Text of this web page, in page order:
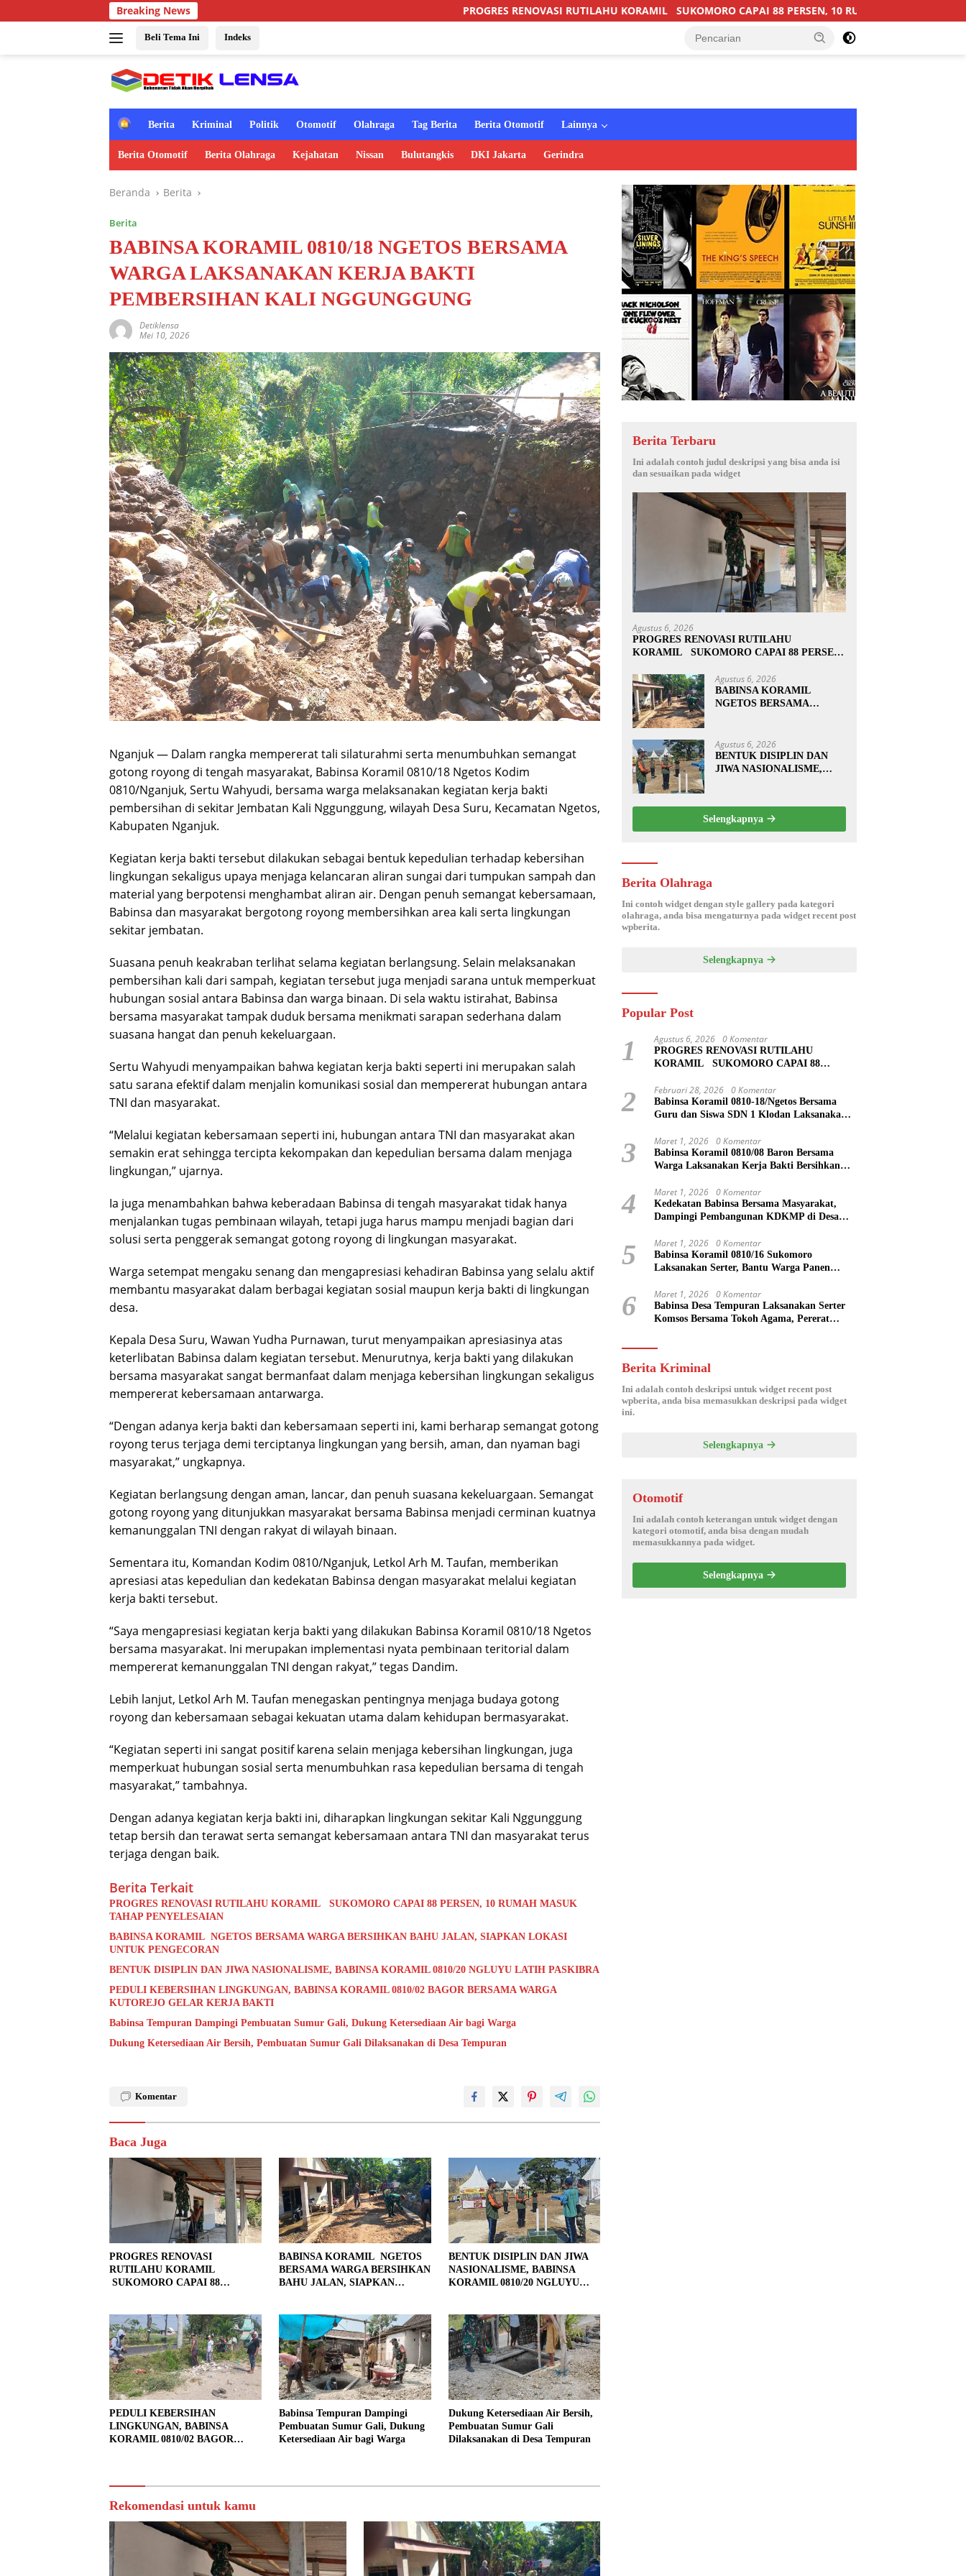
ke
Breaking News PROGRES RENOVASI RUTILAHU KORAMIL SUKOMORO CAPAI 88 PERSEN, 10 RUMAH MASUK TAHAP PENYELESAIAN
Beli Tema Ini Indeks
H
m
e
Berita Kriminal Politik Otomotif Olahraga Tag Berita Berita Otomotif Lainnya
Berita Otomotif Berita Olahraga Kejahatan Nissan Bulutangkis DKI Jakarta Gerindra
Beranda Berita
Berita
BABINSA KORAMIL 0810/18 NGETOS BERSAMA
WARGA LAKSANAKAN KERJA BAKTI
PEMBERSIHAN KALI NGGUNGGUNG
Detiklensa
Mei 10, 2026
Nganjuk — Dalam rangka mempererat tali silaturahmi serta menumbuhkan semangat
gotong royong di tengah masyarakat, Babinsa Koramil 0810/18 Ngetos Kodim
0810/Nganjuk, Sertu Wahyudi, bersama warga melaksanakan kegiatan kerja bakti
pembersihan di sekitar Jembatan Kali Nggunggung, wilayah Desa Suru, Kecamatan Ngetos,
Kabupaten Nganjuk.
Kegiatan kerja bakti tersebut dilakukan sebagai bentuk kepedulian terhadap kebersihan
lingkungan sekaligus upaya menjaga kelancaran aliran sungai dari tumpukan sampah dan
material yang berpotensi menghambat aliran air. Dengan penuh semangat kebersamaan,
Babinsa dan masyarakat bergotong royong membersihkan area kali serta lingkungan
sekitar jembatan.
Suasana penuh keakraban terlihat selama kegiatan berlangsung. Selain melaksanakan
pembersihan kali dari sampah, kegiatan tersebut juga menjadi sarana untuk memperkuat
hubungan sosial antara Babinsa dan warga binaan. Di sela waktu istirahat, Babinsa
bersama masyarakat tampak duduk bersama menikmati sarapan sederhana dalam
suasana hangat dan penuh kekeluargaan.
Sertu Wahyudi menyampaikan bahwa kegiatan kerja bakti seperti ini merupakan salah
satu sarana efektif dalam menjalin komunikasi sosial dan mempererat hubungan antara
TNI dan masyarakat.
“Melalui kegiatan kebersamaan seperti ini, hubungan antara TNI dan masyarakat akan
semakin erat sehingga tercipta kekompakan dan kepedulian bersama dalam menjaga
lingkungan,” ujarnya.
Ia juga menambahkan bahwa keberadaan Babinsa di tengah masyarakat tidak hanya
menjalankan tugas pembinaan wilayah, tetapi juga harus mampu menjadi bagian dari
solusi serta penggerak semangat gotong royong di lingkungan masyarakat.
Warga setempat mengaku senang dan mengapresiasi kehadiran Babinsa yang selalu aktif
membantu masyarakat dalam berbagai kegiatan sosial maupun kerja bakti di lingkungan
desa.
Kepala Desa Suru, Wawan Yudha Purnawan, turut menyampaikan apresiasinya atas
keterlibatan Babinsa dalam kegiatan tersebut. Menurutnya, kerja bakti yang dilakukan
bersama masyarakat sangat bermanfaat dalam menjaga kebersihan lingkungan sekaligus
mempererat kebersamaan antarwarga.
“Dengan adanya kerja bakti dan kebersamaan seperti ini, kami berharap semangat gotong
royong terus terjaga demi terciptanya lingkungan yang bersih, aman, dan nyaman bagi
masyarakat,” ungkapnya.
Kegiatan berlangsung dengan aman, lancar, dan penuh suasana kekeluargaan. Semangat
gotong royong yang ditunjukkan masyarakat bersama Babinsa menjadi cerminan kuatnya
kemanunggalan TNI dengan rakyat di wilayah binaan.
Sementara itu, Komandan Kodim 0810/Nganjuk, Letkol Arh M. Taufan, memberikan
apresiasi atas kepedulian dan kedekatan Babinsa dengan masyarakat melalui kegiatan
kerja bakti tersebut.
“Saya mengapresiasi kegiatan kerja bakti yang dilakukan Babinsa Koramil 0810/18 Ngetos
bersama masyarakat. Ini merupakan implementasi nyata pembinaan teritorial dalam
mempererat kemanunggalan TNI dengan rakyat,” tegas Dandim.
Lebih lanjut, Letkol Arh M. Taufan menegaskan pentingnya menjaga budaya gotong
royong dan kebersamaan sebagai kekuatan utama dalam kehidupan bermasyarakat.
“Kegiatan seperti ini sangat positif karena selain menjaga kebersihan lingkungan, juga
memperkuat hubungan sosial serta menumbuhkan rasa kepedulian bersama di tengah
masyarakat,” tambahnya.
Dengan adanya kegiatan kerja bakti ini, diharapkan lingkungan sekitar Kali Nggunggung
tetap bersih dan terawat serta semangat kebersamaan antara TNI dan masyarakat terus
terjaga dengan baik.
Berita Terkait
PROGRES RENOVASI RUTILAHU KORAMIL SUKOMORO CAPAI 88 PERSEN, 10 RUMAH MASUK
TAHAP PENYELESAIAN
BABINSA KORAMIL NGETOS BERSAMA WARGA BERSIHKAN BAHU JALAN, SIAPKAN LOKASI
UNTUK PENGECORAN
BENTUK DISIPLIN DAN JIWA NASIONALISME, BABINSA KORAMIL 0810/20 NGLUYU LATIH PASKIBRA
PEDULI KEBERSIHAN LINGKUNGAN, BABINSA KORAMIL 0810/02 BAGOR BERSAMA WARGA
KUTOREJO GELAR KERJA BAKTI
Babinsa Tempuran Dampingi Pembuatan Sumur Gali, Dukung Ketersediaan Air bagi Warga
Dukung Ketersediaan Air Bersih, Pembuatan Sumur Gali Dilaksanakan di Desa Tempuran
Komentar
Baca Juga
PROGRES RENOVASI
RUTILAHU KORAMIL
SUKOMORO CAPAI 88
BABINSA KORAMIL NGETOS
BERSAMA WARGA BERSIHKAN
BAHU JALAN, SIAPKAN
BENTUK DISIPLIN DAN JIWA
NASIONALISME, BABINSA
KORAMIL 0810/20 NGLUYU
PEDULI KEBERSIHAN
LINGKUNGAN, BABINSA
KORAMIL 0810/02 BAGOR
Babinsa Tempuran Dampingi
Pembuatan Sumur Gali, Dukung
Ketersediaan Air bagi Warga
Dukung Ketersediaan Air Bersih,
Pembuatan Sumur Gali
Dilaksanakan di Desa Tempuran
Rekomendasi untuk kamu
Berita Terbaru
Ini adalah contoh judul deskripsi yang bisa anda isi
dan sesuaikan pada widget
Agustus 6, 2026
PROGRES RENOVASI RUTILAHU
KORAMIL SUKOMORO CAPAI 88 PERSEN,
Agustus 6, 2026
BABINSA KORAMIL
NGETOS BERSAMA
LOKASI UNTUK
PENGECORAN
Agustus 6, 2026
BENTUK DISIPLIN DAN
JIWA NASIONALISME,
PASKIBRA
Selengkapnya
Berita Olahraga
Ini contoh widget dengan style gallery pada kategori
olahraga, anda bisa mengaturnya pada widget recent post
wpberita.
Selengkapnya
Popular Post
1 Agustus 6, 2026 0 Komentar
PROGRES RENOVASI RUTILAHU
KORAMIL SUKOMORO CAPAI 88
PENYELESAIAN
2 Februari 28, 2026 0 Komentar
Babinsa Koramil 0810-18/Ngetos Bersama
Guru dan Siswa SDN 1 Klodan Laksanakan
Polusi Udara
3 Maret 1, 2026 0 Komentar
Babinsa Koramil 0810/08 Baron Bersama
Warga Laksanakan Kerja Bakti Bersihkan
4 Maret 1, 2026 0 Komentar
Kedekatan Babinsa Bersama Masyarakat,
Dampingi Pembangunan KDKMP di Desa
5 Maret 1, 2026 0 Komentar
Babinsa Koramil 0810/16 Sukomoro
Laksanakan Serter, Bantu Warga Panen
6 Maret 1, 2026 0 Komentar
Babinsa Desa Tempuran Laksanakan Serter
Komsos Bersama Tokoh Agama, Pererat
Berita Kriminal
Ini adalah contoh deskripsi untuk widget recent post
wpberita, anda bisa memasukkan deskripsi pada widget
ini.
Selengkapnya
Otomotif
Ini adalah contoh keterangan untuk widget dengan
kategori otomotif, anda bisa dengan mudah
memasukkannya pada widget.
Selengkapnya